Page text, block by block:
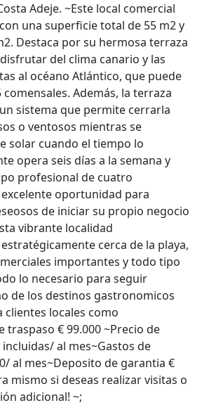
Adeje. ~Este local comercial
una superficie total de 55 m2 y
Destaca por su hermosa terraza
del clima canario y las
al océano Atlántico, que puede
Además, la terraza
sistema que permite cerrarla
o ventosos mientras se
solar cuando el tiempo lo
opera seis días a la semana y
profesional de cuatro
oportunidad para
de iniciar su propio negocio
vibrante localidad
cerca de la playa,
importantes y todo tipo
lo necesario para seguir
de los destinos gastronomicos
locales como
traspaso € 99.000 ~Precio de
al mes~Gastos de
al mes~Deposito de garantia €
mismo si deseas realizar visitas o
adicional! ~;